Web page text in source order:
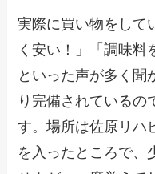
実際に買い物をして
く安い！」「調味料
といった声が多く聞
り完備されているの
す。場所は佐原リハ
を入ったところで、